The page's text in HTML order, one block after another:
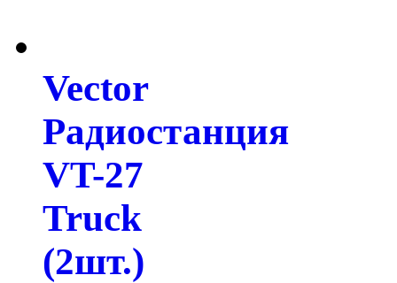
Vector
Радиостанция
VT-27
Truck
(2шт.)